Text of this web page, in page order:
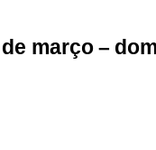
março –